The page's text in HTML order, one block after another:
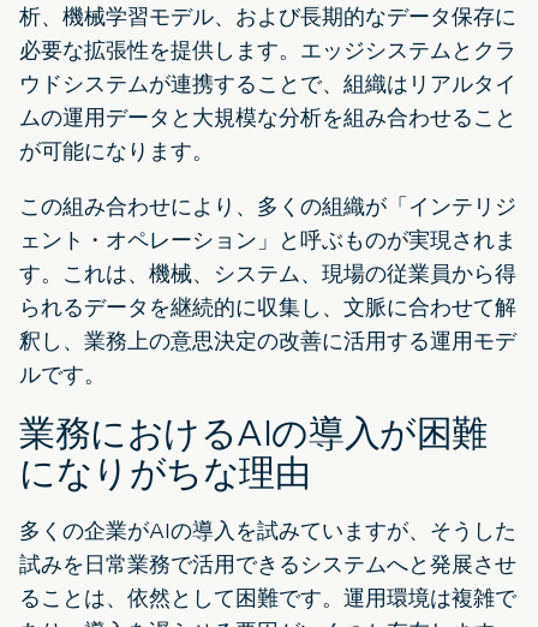
析、機械学習モデル、および長期的なデータ保存に
必要な拡張性を提供します。エッジシステムとクラ
ウドシステムが連携することで、組織はリアルタイ
ムの運用データと大規模な分析を組み合わせること
が可能になります。
この組み合わせにより、多くの組織が「インテリジ
ェント・オペレーション」と呼ぶものが実現されま
す。これは、機械、システム、現場の従業員から得
られるデータを継続的に収集し、文脈に合わせて解
釈し、業務上の意思決定の改善に活用する運用モデ
ルです。
業務におけるAIの導入が困難
になりがちな理由
多くの企業がAIの導入を試みていますが、そうした
試みを日常業務で活用できるシステムへと発展させ
ることは、依然として困難です。運用環境は複雑で